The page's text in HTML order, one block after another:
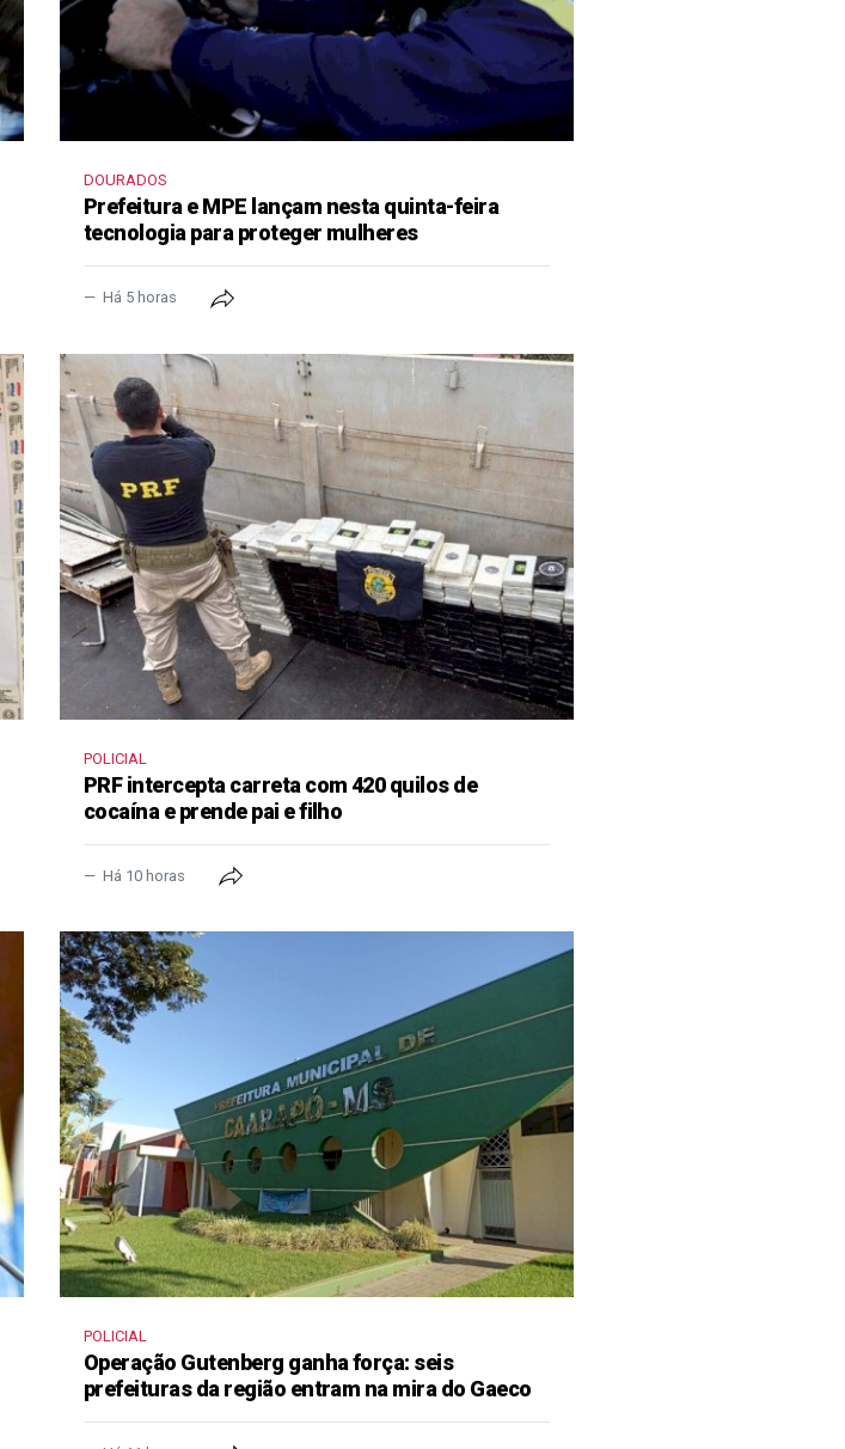
DOURADOS
Prefeitura e MPE lançam nesta quinta-feira
tecnologia para proteger mulheres
Há 5 horas
POLICIAL
PRF intercepta carreta com 420 quilos de
cocaína e prende pai e filho
Há 10 horas
POLICIAL
Operação Gutenberg ganha força: seis
prefeituras da região entram na mira do Gaeco